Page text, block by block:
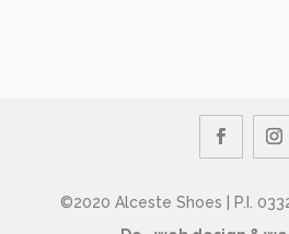
©2020 Alceste Shoes | P.I.